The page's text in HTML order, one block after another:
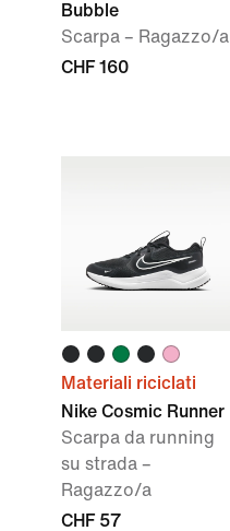
Bubble
Scarpa – Ragazzo/a
CHF 160
Materiali riciclati
Nike Cosmic Runner
Scarpa da running
su strada –
Ragazzo/a
CHF 57